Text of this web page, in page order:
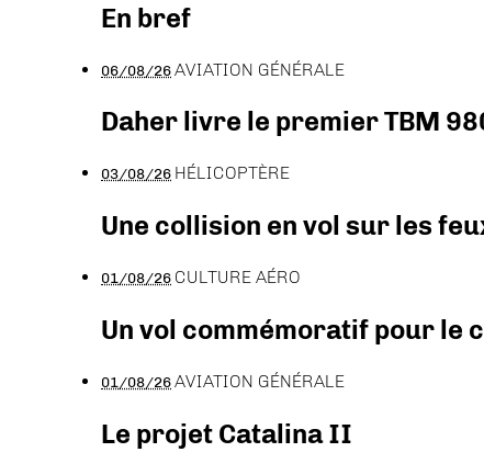
En bref
06/08/26AVIATION GÉNÉRALE
Daher livre le premier TBM
03/08/26 HÉLICOPTÈRE
Une collision en vol sur les
01/08/26 CULTURE AÉRO
Un vol commémoratif pour le
01/08/26AVIATION GÉNÉRALE
Le projet Catalina II